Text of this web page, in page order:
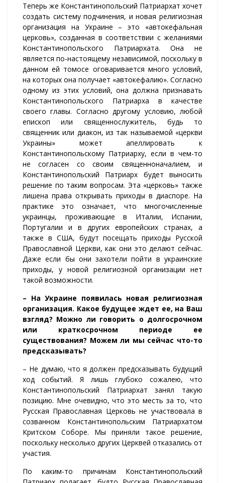
Теперь же Константинопольский Патриархат хочет
создать систему подчинения, и новая религиозная
организация на Украине – это «автокефальная
церковь», созданная в соответствии с желаниями
Константинопольского Патриархата. Она не
является по-настоящему независимой, поскольку в
данном ей томосе оговаривается много условий,
на которых она получает «автокефалию». Согласно
одному из этих условий, она должна признавать
Константинопольского Патриарха в качестве
своего главы. Согласно другому условию, любой
епископ или священнослужитель, будь то
священник или диакон, из так называемой «церкви
Украины» может апеллировать к
Константинопольскому Патриарху, если в чем-то
не согласен со своим священноначалием, и
Константинопольский Патриарх будет выносить
решение по таким вопросам. Эта «церковь» также
лишена права открывать приходы в диаспоре. На
практике это означает, что многочисленные
украинцы, проживающие в Италии, Испании,
Португалии и в других европейских странах, а
также в США, будут посещать приходы Русской
Православной Церкви, как они это делают сейчас.
Даже если бы они захотели пойти в украинские
приходы, у новой религиозной организации нет
такой возможности.
– На Украине появилась новая религиозная
организация. Какое будущее ждет ее, на Ваш
взгляд? Можно ли говорить о долгосрочном
или краткосрочном периоде ее
существования? Можем ли мы сейчас что-то
предсказывать?
– Не думаю, что я должен предсказывать будущий
ход событий. Я лишь глубоко сожалею, что
Константинопольский Патриархат занял такую
позицию. Мне очевидно, что это месть за то, что
Русская Православная Церковь не участвовала в
созванном Константинопольским Патриархатом
Критском Соборе. Мы приняли такое решение,
поскольку несколько других Церквей отказались от
участия.
По каким-то причинам Константинопольский